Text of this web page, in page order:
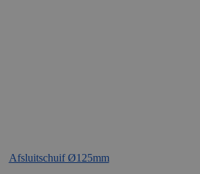
Afsluitschuif Ø125mm